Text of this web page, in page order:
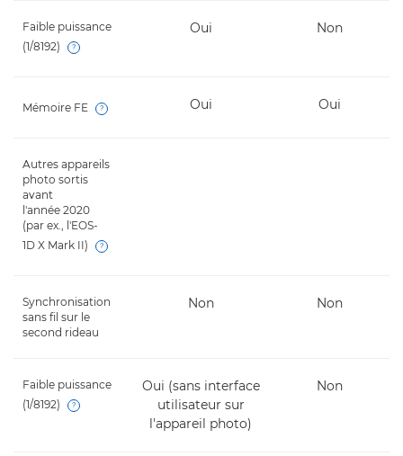
Faible puissance
(1/8192)
Oui Non
Mémoire FE
Oui Oui
Autres appareils
photo sortis
avant
l'année 2020
(par ex., l'EOS-
1D X Mark II)
Synchronisation
sans fil sur le
second rideau
Non Non
Faible puissance
(1/8192)
Oui (sans interface
utilisateur sur
l'appareil photo)
Non